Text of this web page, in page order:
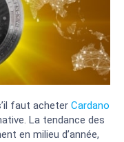
faut acheter Cardano
La tendance des
en milieu d’année,